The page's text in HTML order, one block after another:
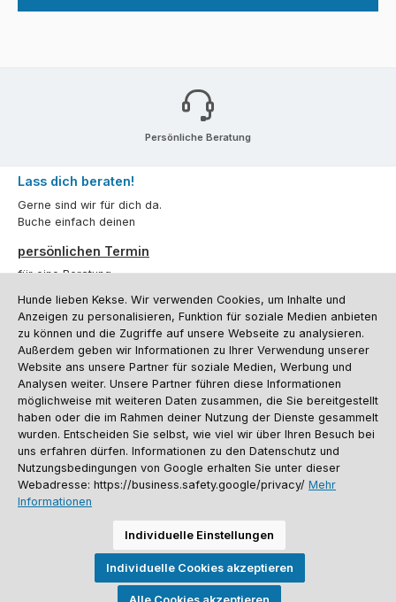
Persönliche Beratung
Lass dich beraten!
Gerne sind wir für dich da.
Buche einfach deinen
persönlichen Termin
für eine Beratung.
Oder über unserKontaktformular.
Vertrag widerrufen
Kundenservice
Informationen
Social Media und Kontakt
Versandinformationen
Batterieentsorgung
Warenrücksendung Sporthund Katalog
Alle Preise inkl. gesetzl. Mehrwertsteuer zzgl.Versandkosten
anders angegeben. Preise vor dem Login werden in Euro (DE) angezeigt.
Streichpreise = UVP-Preise. Abbildungen ähnlich. Änderungen
vorbehalten.
Hunde lieben Kekse. Wir verwenden Cookies, um Inhalte und
Anzeigen zu personalisieren, Funktion für soziale Medien anbieten
zu können und die Zugriffe auf unsere Webseite zu analysieren.
Außerdem geben wir Informationen zu Ihrer Verwendung unserer
Website ans unsere Partner für soziale Medien, Werbung und
Analysen weiter. Unsere Partner führen diese Informationen
möglichweise mit weiteren Daten zusammen, die Sie bereitgestellt
haben oder die im Rahmen deiner Nutzung der Dienste gesammelt
wurden. Entscheiden Sie selbst, wie viel wir über Ihren Besuch bei
uns erfahren dürfen. Informationen zu den Datenschutz und
Nutzungsbedingungen von Google erhalten Sie unter dieser
Webadresse: https://business.safety.google/privacy/ Mehr
Informationen
Individuelle Einstellungen
Individuelle Cookies akzeptieren